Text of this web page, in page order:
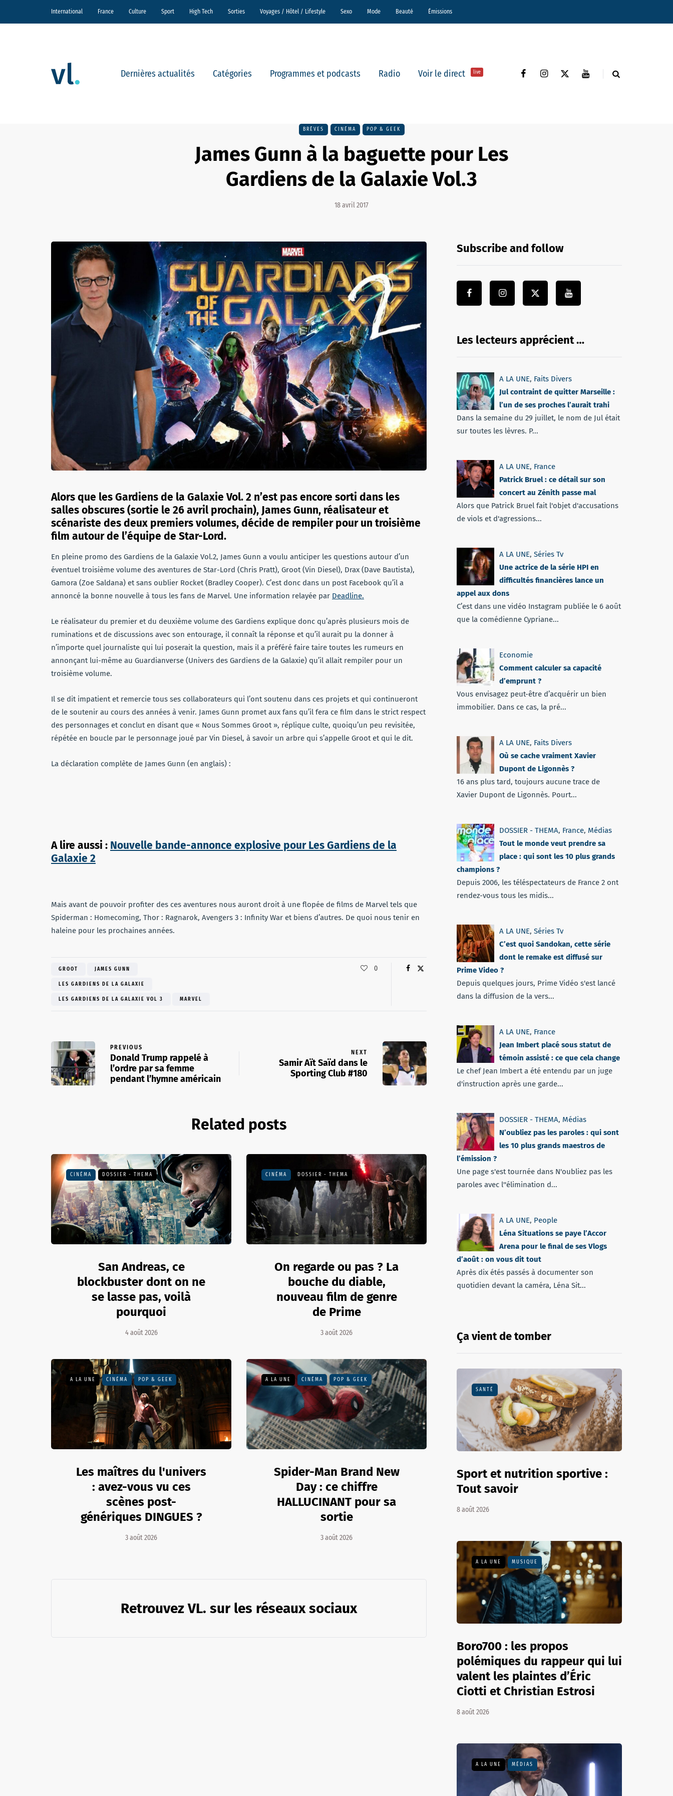
International France Culture Sport High Tech Sorties Voyages / Hôtel / Lifestyle Sexo Mode Beauté Émissions
Dernières actualités Catégories Programmes et podcasts Radio Voir le direct live
BRÈVES CINÉMA POP & GEEK
James Gunn à la baguette pour Les
Gardiens de la Galaxie Vol.3
18 avril 2017
Alors que les Gardiens de la Galaxie Vol. 2 n’est pas encore sorti dans les
salles obscures (sortie le 26 avril prochain), James Gunn, réalisateur et
scénariste des deux premiers volumes, décide de rempiler pour un troisième
film autour de l’équipe de Star-Lord.
En pleine promo des Gardiens de la Galaxie Vol.2, James Gunn a voulu anticiper les questions autour d’un
éventuel troisième volume des aventures de Star-Lord (Chris Pratt), Groot (Vin Diesel), Drax (Dave Bautista),
Gamora (Zoe Saldana) et sans oublier Rocket (Bradley Cooper). C’est donc dans un post Facebook qu’il a
annoncé la bonne nouvelle à tous les fans de Marvel. Une information relayée par Deadline.
Le réalisateur du premier et du deuxième volume des Gardiens explique donc qu’après plusieurs mois de
ruminations et de discussions avec son entourage, il connaît la réponse et qu’il aurait pu la donner à
n’importe quel journaliste qui lui poserait la question, mais il a préféré faire taire toutes les rumeurs en
annonçant lui-même au Guardianverse (Univers des Gardiens de la Galaxie) qu’il allait rempiler pour un
troisième volume.
Il se dit impatient et remercie tous ses collaborateurs qui l’ont soutenu dans ces projets et qui continueront
de le soutenir au cours des années à venir. James Gunn promet aux fans qu’il fera ce film dans le strict respect
des personnages et conclut en disant que « Nous Sommes Groot », réplique culte, quoiqu’un peu revisitée,
répétée en boucle par le personnage joué par Vin Diesel, à savoir un arbre qui s’appelle Groot et qui le dit.
La déclaration complète de James Gunn (en anglais) :
A lire aussi : Nouvelle bande-annonce explosive pour Les Gardiens de la
Galaxie 2
Mais avant de pouvoir profiter des ces aventures nous auront droit à une flopée de films de Marvel tels que
Spiderman : Homecoming, Thor : Ragnarok, Avengers 3 : Infinity War et biens d’autres. De quoi nous tenir en
haleine pour les prochaines années.
GROOT JAMES GUNN
LES GARDIENS DE LA GALAXIE
LES GARDIENS DE LA GALAXIE VOL 3 MARVEL
0
PREVIOUS
Donald Trump rappelé à
l’ordre par sa femme
pendant l’hymne américain
NEXT
Samir Aït Saïd dans le
Sporting Club #180
Related posts
CINÉMA DOSSIER - THEMA
San Andreas, ce
blockbuster dont on ne
se lasse pas, voilà
pourquoi
4 août 2026
CINÉMA DOSSIER - THEMA
On regarde ou pas ? La
bouche du diable,
nouveau film de genre
de Prime
3 août 2026
A LA UNE CINÉMA POP & GEEK
Les maîtres du l'univers
: avez-vous vu ces
scènes post-
génériques DINGUES ?
3 août 2026
A LA UNE CINÉMA POP & GEEK
Spider-Man Brand New
Day : ce chiffre
HALLUCINANT pour sa
sortie
3 août 2026
Retrouvez VL. sur les réseaux sociaux
Subscribe and follow
Les lecteurs apprécient …
A LA UNE, Faits Divers
Jul contraint de quitter Marseille :
l’un de ses proches l’aurait trahi
Dans la semaine du 29 juillet, le nom de Jul était
sur toutes les lèvres. P...
A LA UNE, France
Patrick Bruel : ce détail sur son
concert au Zénith passe mal
Alors que Patrick Bruel fait l'objet d'accusations
de viols et d'agressions...
A LA UNE, Séries Tv
Une actrice de la série HPI en
difficultés financières lance un
appel aux dons
C’est dans une vidéo Instagram publiée le 6 août
que la comédienne Cypriane...
Economie
Comment calculer sa capacité
d’emprunt ?
Vous envisagez peut-être d’acquérir un bien
immobilier. Dans ce cas, la pré...
A LA UNE, Faits Divers
Où se cache vraiment Xavier
Dupont de Ligonnès ?
16 ans plus tard, toujours aucune trace de
Xavier Dupont de Ligonnès. Pourt...
DOSSIER - THEMA, France, Médias
Tout le monde veut prendre sa
place : qui sont les 10 plus grands
champions ?
Depuis 2006, les téléspectateurs de France 2 ont
rendez-vous tous les midis...
A LA UNE, Séries Tv
C’est quoi Sandokan, cette série
dont le remake est diffusé sur
Prime Video ?
Depuis quelques jours, Prime Vidéo s'est lancé
dans la diffusion de la vers...
A LA UNE, France
Jean Imbert placé sous statut de
témoin assisté : ce que cela change
Le chef Jean Imbert a été entendu par un juge
d'instruction après une garde...
DOSSIER - THEMA, Médias
N’oubliez pas les paroles : qui sont
les 10 plus grands maestros de
l’émission ?
Une page s'est tournée dans N'oubliez pas les
paroles avec l''élimination d...
A LA UNE, People
Léna Situations se paye l’Accor
Arena pour le final de ses Vlogs
d’août : on vous dit tout
Après dix étés passés à documenter son
quotidien devant la caméra, Léna Sit...
Ça vient de tomber
SANTÉ
Sport et nutrition sportive :
Tout savoir
8 août 2026
A LA UNE MUSIQUE
Boro700 : les propos
polémiques du rappeur qui lui
valent les plaintes d’Éric
Ciotti et Christian Estrosi
8 août 2026
A LA UNE MÉDIAS